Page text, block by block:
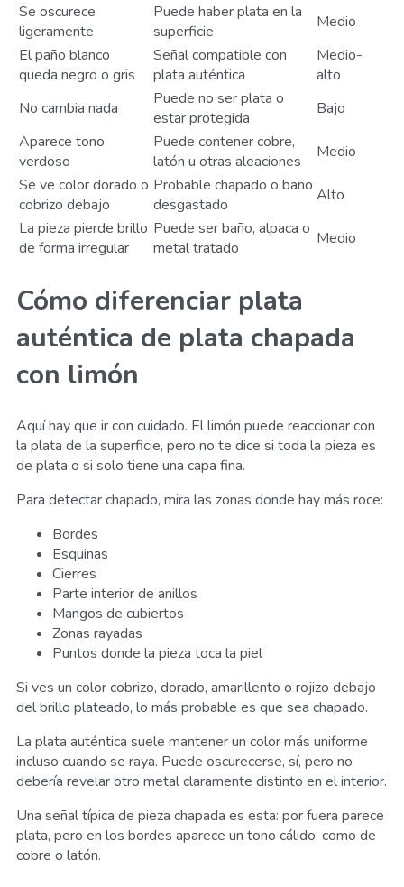
Se oscurece
ligeramente
Puede haber plata en la
superficie
Medio
El paño blanco
queda negro o gris
Señal compatible con
plata auténtica
Medio-
alto
No cambia nada
Puede no ser plata o
estar protegida
Bajo
Aparece tono
verdoso
Puede contener cobre,
latón u otras aleaciones
Medio
Se ve color dorado o
cobrizo debajo
Probable chapado o baño
desgastado
Alto
La pieza pierde brillo
de forma irregular
Puede ser baño, alpaca o
metal tratado
Medio
Cómo diferenciar plata
auténtica de plata chapada
con limón
Aquí hay que ir con cuidado. El limón puede reaccionar con
la plata de la superficie, pero no te dice si toda la pieza es
de plata o si solo tiene una capa fina.
Para detectar chapado, mira las zonas donde hay más roce:
Bordes
Esquinas
Cierres
Parte interior de anillos
Mangos de cubiertos
Zonas rayadas
Puntos donde la pieza toca la piel
Si ves un color cobrizo, dorado, amarillento o rojizo debajo
del brillo plateado, lo más probable es que sea chapado.
La plata auténtica suele mantener un color más uniforme
incluso cuando se raya. Puede oscurecerse, sí, pero no
debería revelar otro metal claramente distinto en el interior.
Una señal típica de pieza chapada es esta: por fuera parece
plata, pero en los bordes aparece un tono cálido, como de
cobre o latón.